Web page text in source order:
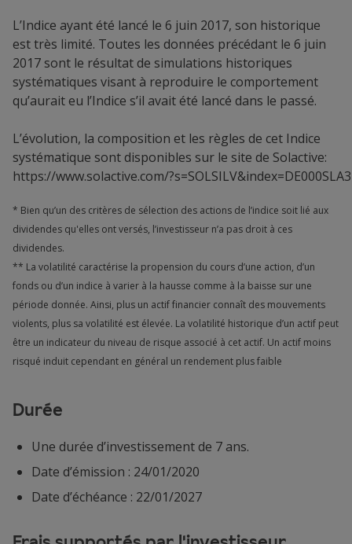
L’Indice ayant été lancé le 6 juin 2017, son historique
est très limité. Toutes les données précédant le 6 juin
2017 sont le résultat de simulations historiques
systématiques visant à reproduire le comportement
qu’aurait eu l’Indice s’il avait été lancé dans le passé.
L’évolution, la composition et les règles de cet Indice
systématique sont disponibles sur le site de Solactive:
https://www.solactive.com/
* Bien qu’un des critères de sélection des actions de l’indice soit lié aux
dividendes qu'elles ont versés, l’investisseur n’a pas droit à ces
dividendes.
** La volatilité caractérise la propension du cours d’une action, d’un
fonds ou d’un indice à varier à la hausse comme à la baisse sur une
période donnée. Ainsi, plus un actif financier connaît des mouvements
violents, plus sa volatilité est élevée. La volatilité historique d’un actif peut
être un indicateur du niveau de risque associé à cet actif. Un actif moins
risqué induit cependant en général un rendement plus faible
Durée
Une durée d’investissement de 7 ans.
Date d’émission : 24/01/2020
Date d’échéance : 22/01/2027